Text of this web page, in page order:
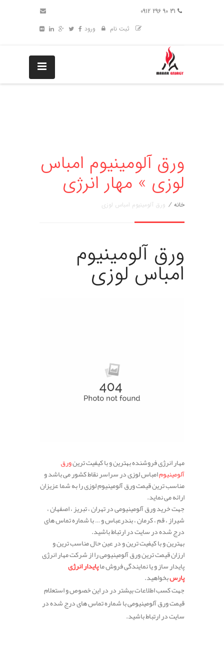
ثبت نام
ورود
ورق آلومينيوم امباس
لوزی » مهار انرژی
خانه / ورق آلومينيوم امباس لوزی
ورق آلومينيوم
امباس لوزی
مهار انرژی فروشنده بهترین و با کیفیت ترینورق
آلومینیومامباس لوزی در سراسر نقاط کشور می باشد و
مناسب ترین قیمت ورق آلومینیوم لوزی را به شما عزیزان
ارائه می نماید.
جهت خرید ورق آلومینیومی در تهران ، تبریز ، اصفهان ،
شیراز ، قم ، کرمان ، بندرعباس و … با شماره تماس های
درج شده در سایت در ارتباط باشید.
بهترین و با کیفیت ترین و در عین حال مناسب ترین و
ارزان قیمت ترین ورق آلومینیومی را از شرکت مهار انرژی
پایدار ساز و یا نمایندگی فروش ماپایدار انرژی
پارسبخواهید.
جهت کسب اطلاعات بیشتر در در این خصوص و استعلام
قیمت ورق آلومینیومی با شماره تماس های درج شده در
سایت در ارتباط باشید.